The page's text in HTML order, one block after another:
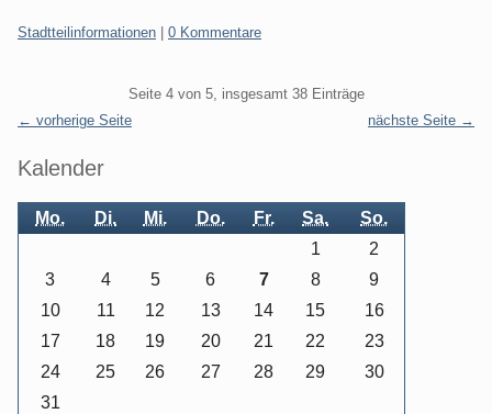
Kategorien:
Stadtteilinformationen 0 Kommentare
Seite 4 von 5, insgesamt 38 Einträge
← vorherige Seite
nächste Seite →
Seitenleiste
Kalender
Mo. Di. Mi. Do. Fr. Sa. So.
1
2
3
4 5 6 7 8
9
10
11 12 13 14 15
16
17
18 19 20 21 22
23
24
25 26 27 28 29
30
31